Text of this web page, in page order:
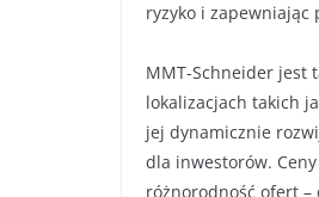
ryzyko i zapewniając
MMT-Schneider jest
lokalizacjach takich
jej dynamicznie
dla inwestorów.
różnorodność ofert